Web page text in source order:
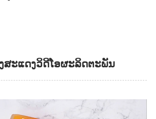
ສະແດງວິດີໂອຜະລິດຕະພັນ